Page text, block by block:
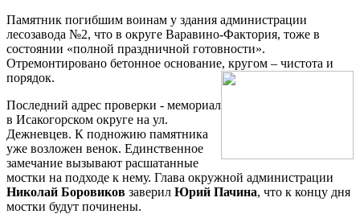
Памятник погибшим воинам у здания администрации
лесозавода №2, что в округе Варавино-Фактория, тоже в
состоянии «полной праздничной готовности».
Отремонтировано бетонное основание, кругом – чистота и
порядок.
Последний адрес проверки - мемориал
в Исакогорском округе на ул.
Дежневцев. К подножию памятника
уже возложен венок. Единственное
замечание вызывают расшатанные
мостки на подходе к нему. Глава окружной администрации
Николай Боровиков заверил Юрий Пачина, что к концу дня
мостки будут починены.